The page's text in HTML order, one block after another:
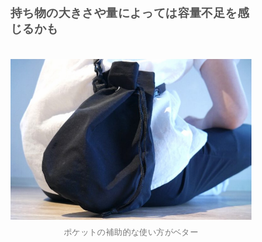
持ち物の大きさや量によっては容量不足を感
じるかも
ポケットの補助的な使い方がベター